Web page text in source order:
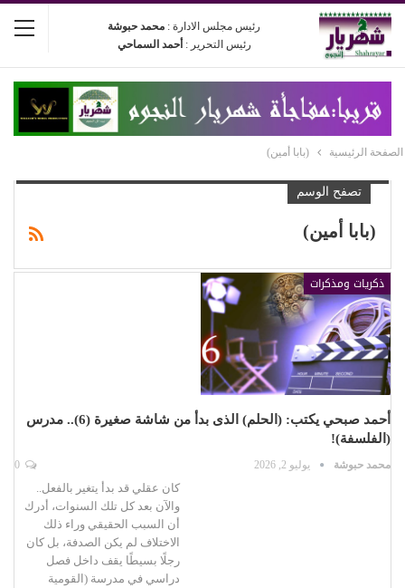
رئيس مجلس الادارة : محمد حبوشة
رئيس التحرير : أحمد السماحي
الصفحة الرئيسية (بابا أمين)
تصفح الوسم
(بابا أمين)
ذكريات ومذكرات
أحمد صبحي يكتب: (الحلم) الذى بدأ من شاشة صغيرة (6).. مدرس
(الفلسفة)!
محمد حبوشة يوليو 2, 2026
كان عقلي قد بدأ يتغير بالفعل..
والآن بعد كل تلك السنوات، أدرك
أن السبب الحقيقي وراء ذلك
الاختلاف لم يكن الصدفة، بل كان
رجلًا بسيطًا يقف داخل فصل
دراسي في مدرسة (القومية